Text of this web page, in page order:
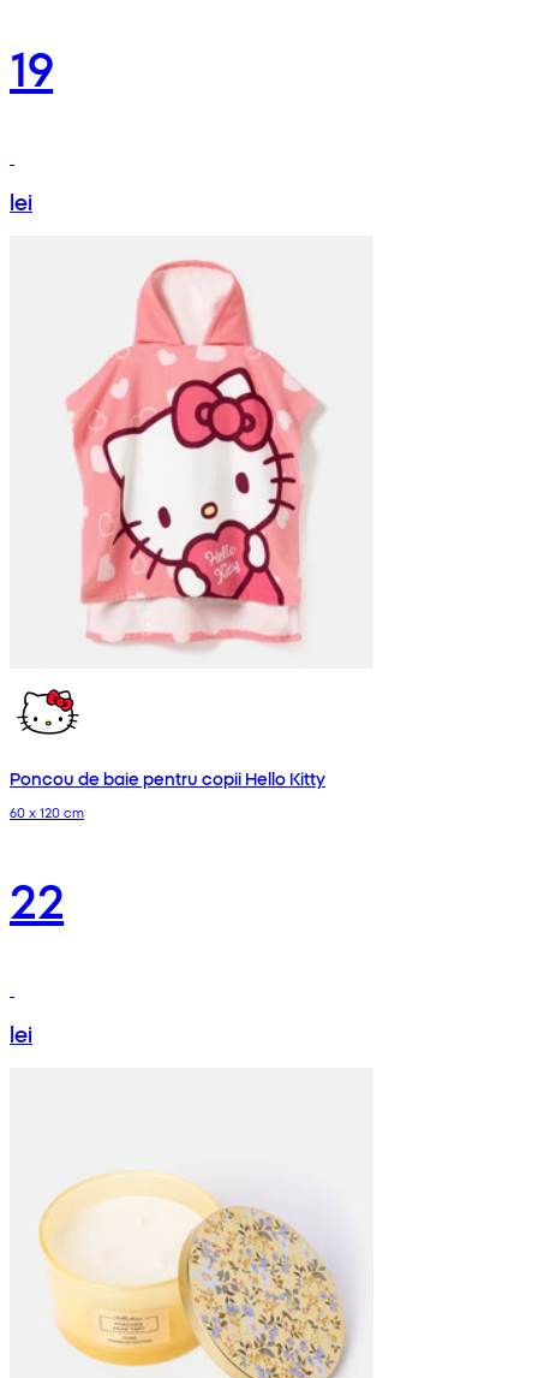
19
lei
Poncou de baie pentru copii Hello Kitty
60 x 120 cm
22
lei